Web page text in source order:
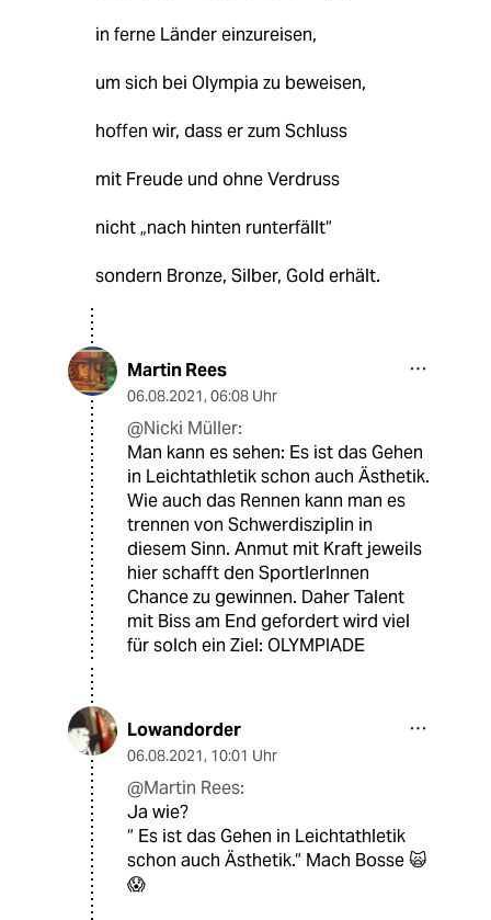
in ferne Länder einzureisen,
um sich bei Olympia zu beweisen,
hoffen wir, dass er zum Schluss
mit Freude und ohne Verdruss
nicht „nach hinten runterfällt“
sondern Bronze, Silber, Gold erhält.
Martin Rees
06.08.2021, 06:08 Uhr
@Nicki Müller:
Man kann es sehen: Es ist das Gehen
in Leichtathletik schon auch Ästhetik.
Wie auch das Rennen kann man es
trennen von Schwerdisziplin in
diesem Sinn. Anmut mit Kraft jeweils
hier schafft den SportlerInnen
Chance zu gewinnen. Daher Talent
mit Biss am End gefordert wird viel
für solch ein Ziel: OLYMPIADE
Lowandorder
06.08.2021, 10:01 Uhr
@Martin Rees:
Ja wie?
“ Es ist das Gehen in Leichtathletik
schon auch Ästhetik.“ Mach Bosse 🙀
😱